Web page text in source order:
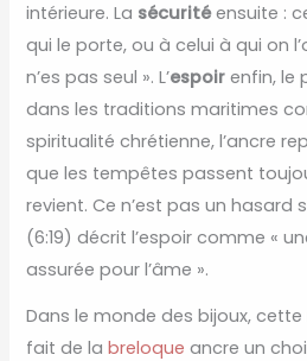
intérieure. La sécuritéensuite :
qui le porte, ou à celui à qui on
n’es pas seul ». L’espoir enfin, le
dans les traditions maritimes
spiritualité chrétienne, l’ancre
que les tempêtes passent
revient. Ce n’est pas un hasard
(6:19) décrit l’espoir comme «
assurée pour l’âme ».
Dans le monde des bijoux,
fait de labreloque ancre un